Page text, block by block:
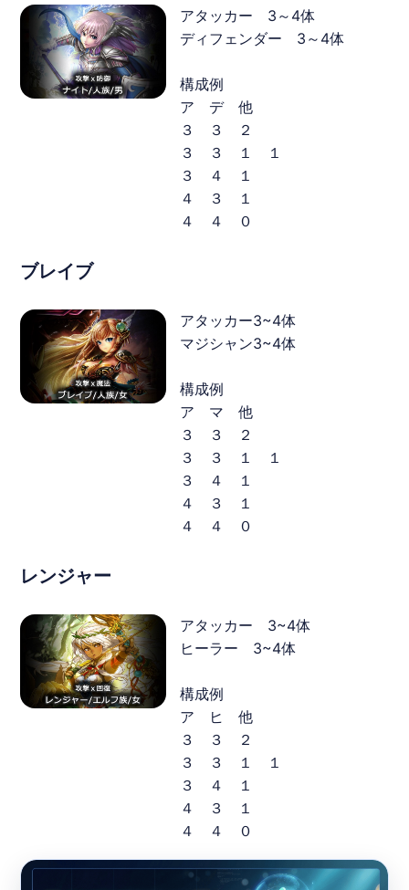
アタッカー 3～4体
ディフェンダー 3～4体
構成例
ア デ 他
３ ３ ２
３ ３ １ １
３ ４ １
４ ３ １
４ ４ ０
ブレイブ
アタッカー3~4体
マジシャン3~4体
構成例
ア マ 他
３ ３ ２
３ ３ １ １
３ ４ １
４ ３ １
４ ４ ０
レンジャー
アタッカー 3~4体
ヒーラー 3~4体
構成例
ア ヒ 他
３ ３ ２
３ ３ １ １
３ ４ １
４ ３ １
４ ４ ０